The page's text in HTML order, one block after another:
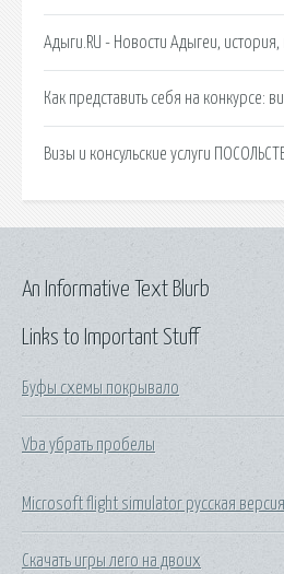
Адыги.RU - Новости Адыгеи, история,
Как представить себя на конкурсе:
Визы и консульские услуги
Links to Important Stuff
Буфы схемы покрывало
Vba убрать пробелы
Microsoft flight simulator русская версия
Скачать игры лего на двоих
An Informative Text Blurb